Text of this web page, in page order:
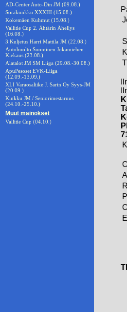
AD-Center Auto-Din JM (09.08.)
Sorakunkku XXXIII (15.08.)
Kokemäen Kuhmut (15.08.)
Vallitie Cup 2. Ähtärin Ähellys
(16.08.)
3.Kuljetus Harri Mattila JM (22.08.)
Autohuolto Suominen Jokamiehen
Kiekaus (23.08.)
Alatalot JM SM Liiga (29.08.-30.08.)
ApuPesoset EVK-Liiga
(12.09.-13.09.)
XLI Varaosaliike J. Sarin Oy Syys-JM
(20.09.)
Kinkku JM / Seniorimestaruus
(24.10.-25.10.)
Muut mainokset
Vallitie Cup (04.10.)